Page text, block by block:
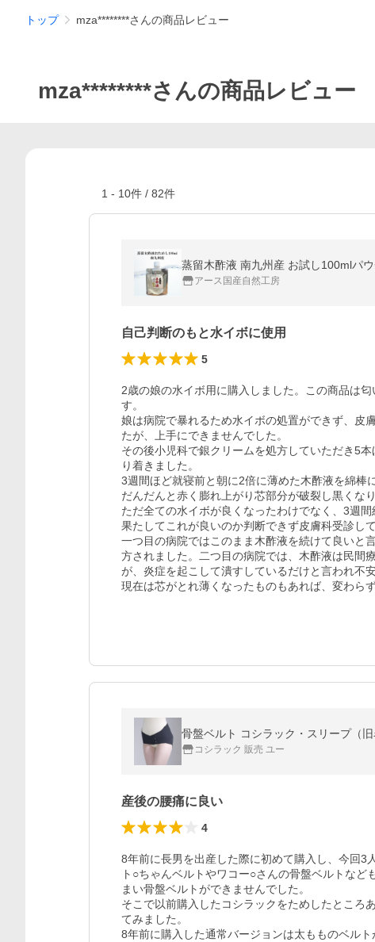
トップ mza********さんの商品レビュー
mza********さんの商品レビュー
1 - 10件 / 82件
蒸留木酢液 南九州産 お試し100mlパ
アース国産自然工房
自己判断のもと水イボに使用
5
2歳の娘の水イボ用に購入しました。この商品は
す。
娘は病院で暴れるため水イボの処置ができず、皮
たが、上手にできませんでした。
その後小児科で銀クリームを処方していただき5
り着きました。
3週間ほど就寝前と朝に2倍に薄めた木酢液を綿棒
だんだんと赤く膨れ上がり芯部分が破裂し黒くな
ただ全ての水イボが良くなったわけでなく、3週
果たしてこれが良いのか判断できず皮膚科受診して
一つ目の病院ではこのまま木酢液を続けて良いと
方されました。二つ目の病院では、木酢液は民間
が、炎症を起こして潰すしているだけと言われ不
現在は芯がとれ薄くなったものもあれば、変わら
骨盤ベルト コシラック・スリープ（
コシラック 販売 ユー
産後の腰痛に良い
4
8年前に長男を出産した際に初めて購入し、今回3
ト○ちゃんベルトやワコー○さんの骨盤ベルトな
まい骨盤ベルトができませんでした。
そこで以前購入したコシラックをためしたところ
てみました。
8年前に購入した通常バージョンは太もものベル